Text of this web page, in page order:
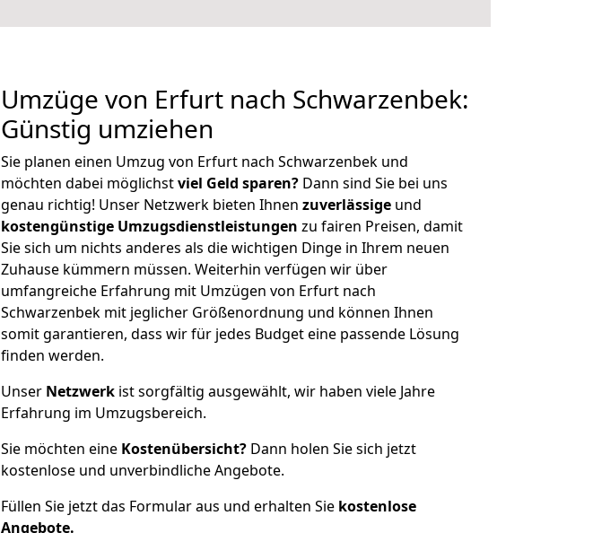
Umzüge von Erfurt nach Schwarzenbek:
Günstig umziehen
Sie planen einen Umzug von Erfurt nach Schwarzenbek und
möchten dabei möglichstviel Geld sparen? Dann sind Sie bei uns
genau richtig! Unser Netzwerk bieten Ihnen zuverlässige und
kostengünstige Umzugsdienstleistungen zu fairen Preisen, damit
Sie sich um nichts anderes als die wichtigen Dinge in Ihrem neuen
Zuhause kümmern müssen. Weiterhin verfügen wir über
umfangreiche Erfahrung mit Umzügen von Erfurt nach
Schwarzenbek mit jeglicher Größenordnung und können Ihnen
somit garantieren, dass wir für jedes Budget eine passende Lösung
finden werden.
Unser Netzwerk ist sorgfältig ausgewählt, wir haben viele Jahre
Erfahrung im Umzugsbereich.
Sie möchten eine Kostenübersicht? Dann holen Sie sich jetzt
kostenlose und unverbindliche Angebote.
Füllen Sie jetzt das Formular aus und erhalten Sie kostenlose
Angebote.